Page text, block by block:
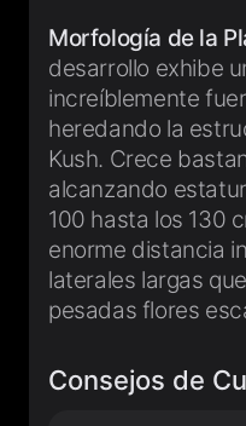
Morfología de la
desarrollo exhibe
increíblemente
heredando la
Kush. Crece
alcanzando
100 hasta los 130
enorme distancia
laterales largas
pesadas flores
Consejos de